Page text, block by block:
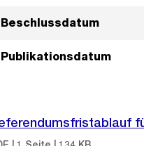
Beschlussdatum
Publikationsdatum